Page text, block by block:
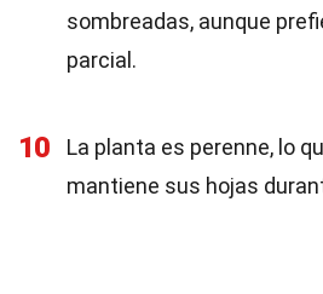
sombreadas, aunque
parcial.
10
La planta es perenne, lo
mantiene sus hojas